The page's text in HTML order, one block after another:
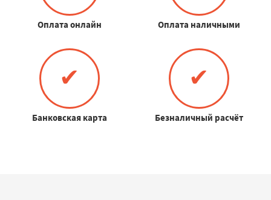
Оплата онлайн Оплата наличными
✔
Банковская карта
✔
Безналичный расчёт